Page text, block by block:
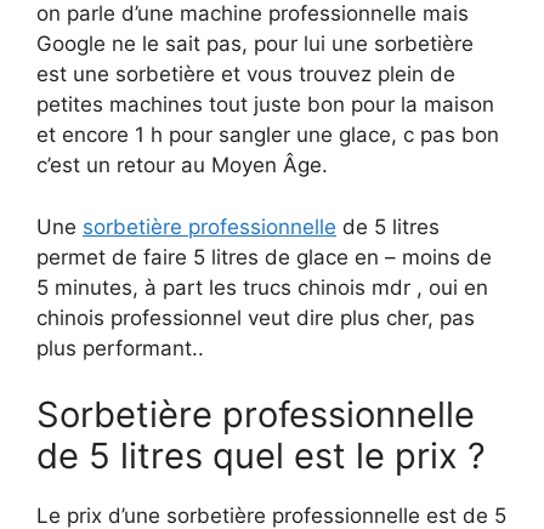
on parle d’une machine professionnelle mais
Google ne le sait pas, pour lui une sorbetière
est une sorbetière et vous trouvez plein de
petites machines tout juste bon pour la maison
et encore 1 h pour sangler une glace, c pas bon
c’est un retour au Moyen Âge.
Une sorbetière professionnelle de 5 litres
permet de faire 5 litres de glace en – moins de
5 minutes, à part les trucs chinois mdr , oui en
chinois professionnel veut dire plus cher, pas
plus performant..
Sorbetière professionnelle
de 5 litres quel est le prix ?
Le prix d’une sorbetière professionnelle est de 5